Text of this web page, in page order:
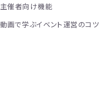
主催者向け機能
動画で学ぶイベント運営のコツ